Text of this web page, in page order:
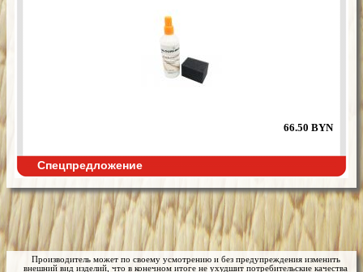
66.50 BYN
Спецпредложение
Производитель может по своему усмотрению и без предупреждения изменить
внешний вид изделий, что в конечном итоге не ухудшит потребительские качества